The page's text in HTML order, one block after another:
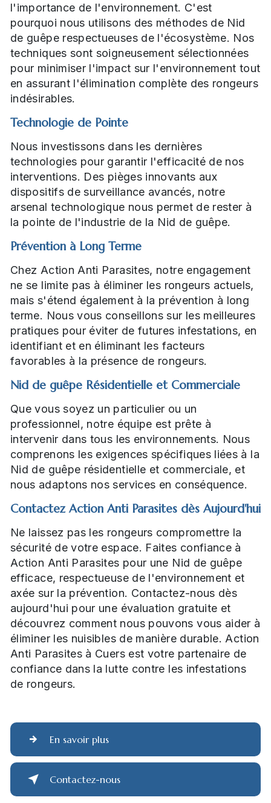
l'importance de l'environnement. C'est
pourquoi nous utilisons des méthodes de Nid
de guêpe respectueuses de l'écosystème. Nos
techniques sont soigneusement sélectionnées
pour minimiser l'impact sur l'environnement tout
en assurant l'élimination complète des rongeurs
indésirables.
Technologie de Pointe
Nous investissons dans les dernières
technologies pour garantir l'efficacité de nos
interventions. Des pièges innovants aux
dispositifs de surveillance avancés, notre
arsenal technologique nous permet de rester à
la pointe de l'industrie de la Nid de guêpe.
Prévention à Long Terme
Chez Action Anti Parasites, notre engagement
ne se limite pas à éliminer les rongeurs actuels,
mais s'étend également à la prévention à long
terme. Nous vous conseillons sur les meilleures
pratiques pour éviter de futures infestations, en
identifiant et en éliminant les facteurs
favorables à la présence de rongeurs.
Nid de guêpe Résidentielle et Commerciale
Que vous soyez un particulier ou un
professionnel, notre équipe est prête à
intervenir dans tous les environnements. Nous
comprenons les exigences spécifiques liées à la
Nid de guêpe résidentielle et commerciale, et
nous adaptons nos services en conséquence.
Contactez Action Anti Parasites dès Aujourd'hui
Ne laissez pas les rongeurs compromettre la
sécurité de votre espace. Faites confiance à
Action Anti Parasites pour une Nid de guêpe
efficace, respectueuse de l'environnement et
axée sur la prévention. Contactez-nous dès
aujourd'hui pour une évaluation gratuite et
découvrez comment nous pouvons vous aider à
éliminer les nuisibles de manière durable. Action
Anti Parasites à Cuers est votre partenaire de
confiance dans la lutte contre les infestations
de rongeurs.
En savoir plus
Contactez-nous